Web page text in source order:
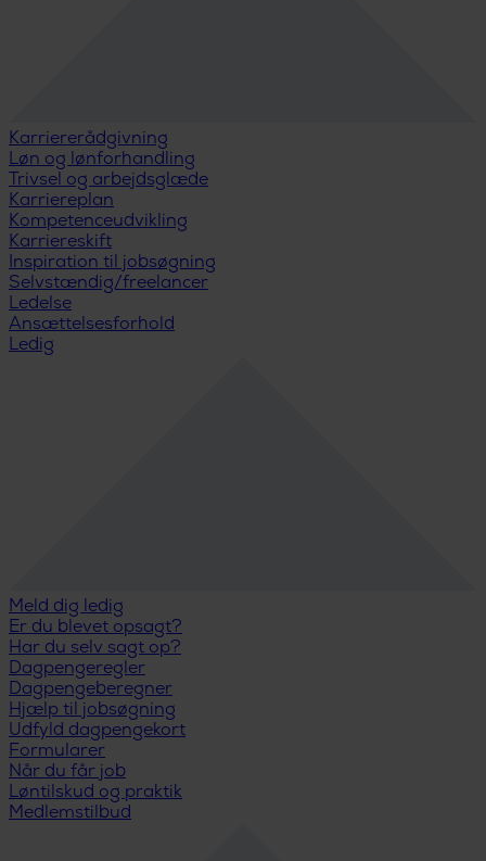
Karriererådgivning
Løn og lønforhandling
Trivsel og arbejdsglæde
Karriereplan
Kompetenceudvikling
Karriereskift
Inspiration til jobsøgning
Selvstændig/freelancer
Ledelse
Ansættelsesforhold
Ledig
Meld dig ledig
Er du blevet opsagt?
Har du selv sagt op?
Dagpengeregler
Dagpengeberegner
Hjælp til jobsøgning
Udfyld dagpengekort
Formularer
Når du får job
Løntilskud og praktik
Medlemstilbud